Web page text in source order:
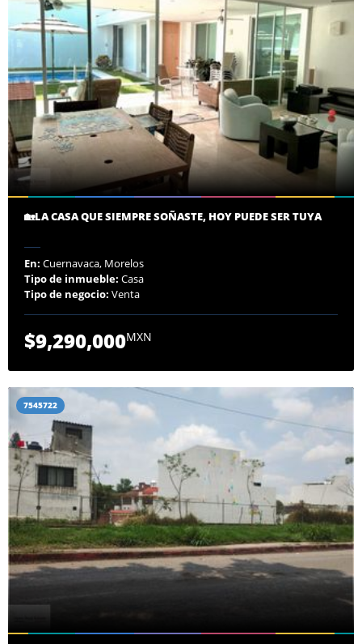
🏡LA CASA QUE SIEMPRE SOÑASTE, HOY PUEDE SER TUYA
En: Cuernavaca, Morelos
Tipo de inmueble: Casa
Tipo de negocio: Venta
$9,290,000MXN
7545722